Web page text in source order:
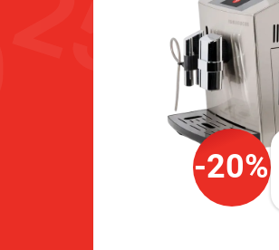
-20%